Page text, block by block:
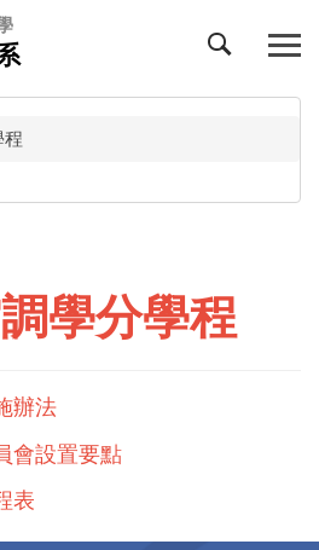
程
學分學程
辦法
會設置要點
表